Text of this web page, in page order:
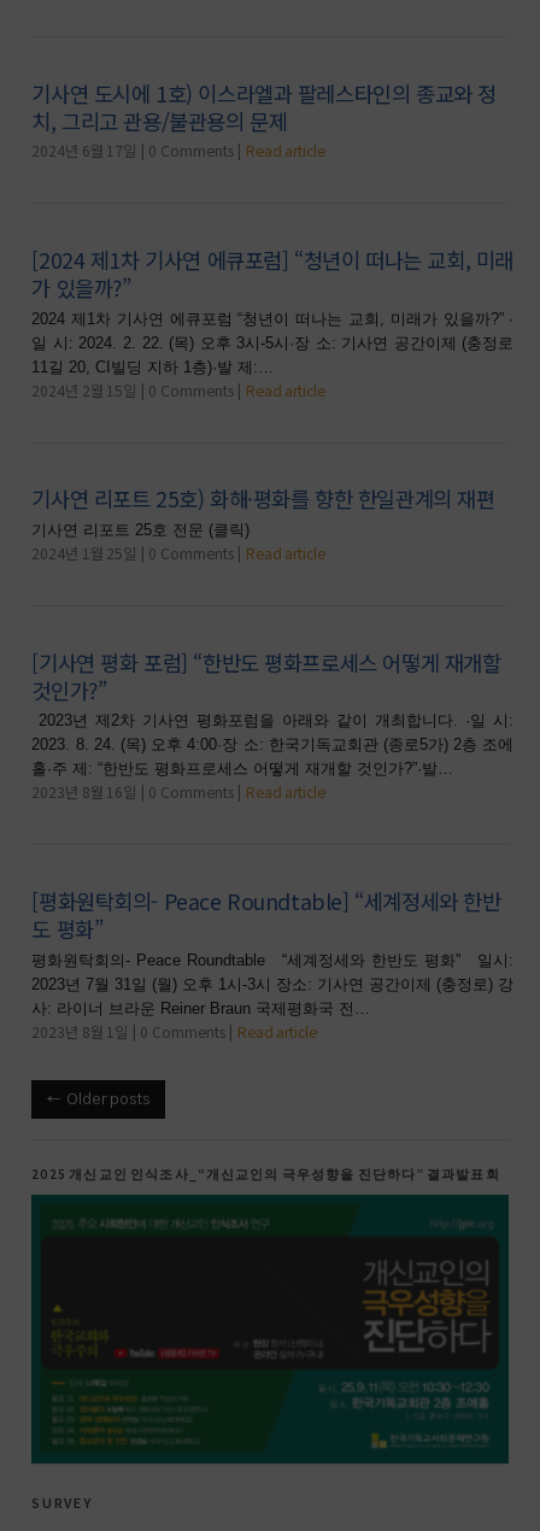
기사연 도시에 1호) 이스라엘과 팔레스타인의 종교와 정
치, 그리고 관용/불관용의 문제
2024년 6월 17일 0 Comments Read article
[2024 제1차 기사연 에큐포럼] “청년이 떠나는 교회, 미래
가 있을까?”
2024 제1차 기사연 에큐포럼 “청년이 떠나는 교회, 미래가 있을까?” ·
일 시: 2024. 2. 22. (목) 오후 3시-5시·장 소: 기사연 공간이제 (충정로
11길 20, CI빌딩 지하 1층)·발 제:…
2024년 2월 15일 0 Comments Read article
기사연 리포트 25호) 화해·평화를 향한 한일관계의 재편
기사연 리포트 25호 전문 (클릭)
2024년 1월 25일 0 Comments Read article
[기사연 평화 포럼] “한반도 평화프로세스 어떻게 재개할
것인가?”
2023년 제2차 기사연 평화포럼을 아래와 같이 개최합니다. ·일 시:
2023. 8. 24. (목) 오후 4:00·장 소: 한국기독교회관 (종로5가) 2층 조에
홀·주 제: “한반도 평화프로세스 어떻게 재개할 것인가?”·발…
2023년 8월 16일 0 Comments Read article
[평화원탁회의- Peace Roundtable] “세계정세와 한반
도 평화”
평화원탁회의- Peace Roundtable “세계정세와 한반도 평화” 일시:
2023년 7월 31일 (월) 오후 1시-3시 장소: 기사연 공간이제 (충정로) 강
사: 라이너 브라운 Reiner Braun 국제평화국 전…
2023년 8월 1일 0 Comments Read article
Older posts
2025 개신교인 인식조사_“개신교인의 극우성향을 진단하다” 결과발표회
survey